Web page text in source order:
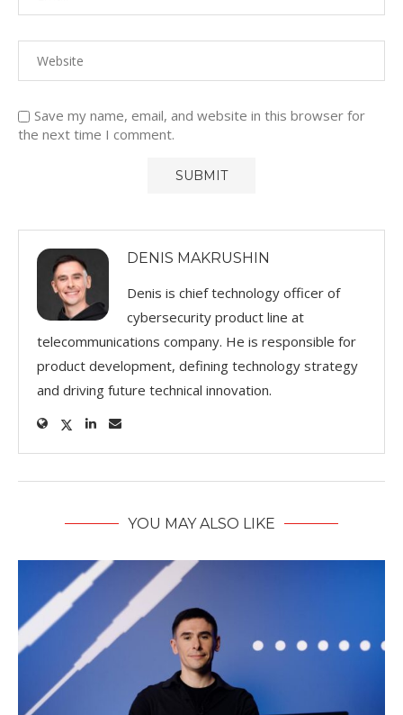
Save my name, email, and website in this browser for
the next time I comment.
DENIS MAKRUSHIN
Denis is chief technology officer of
cybersecurity product line at
telecommunications company. He is responsible for
product development, defining technology strategy
and driving future technical innovation.
YOU MAY ALSO LIKE